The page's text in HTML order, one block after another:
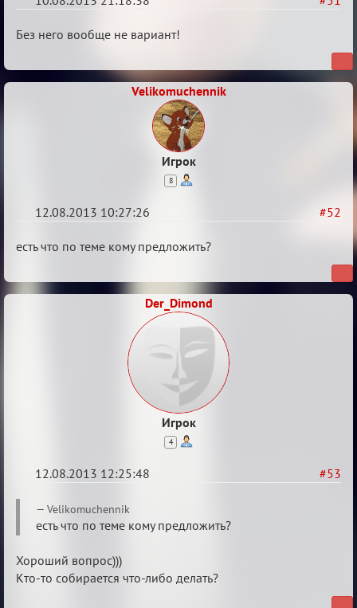
Re:
2013
Без него вообще не вариант!
Velikomuchennik
Игрок
8
#52
12.08.2013 10:27:26
Re:
2013
есть что по теме кому предложить?
Der_Dimond
Игрок
4
#53
12.08.2013 12:25:48
Re:
Годовщина
Velikomuchennik
есть что по теме кому предложить?
Хороший вопрос)))
Кто-то собирается что-либо делать?